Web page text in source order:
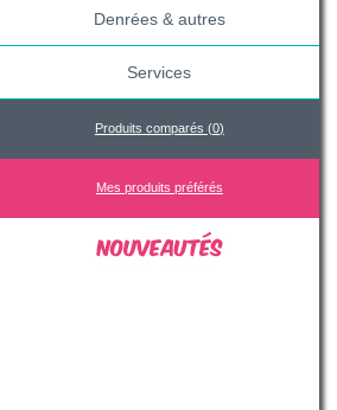
Denrées & autres
Services
Produits comparés (0)
Mes produits préférés